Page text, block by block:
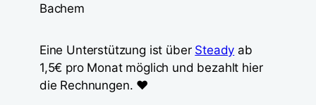
Bachem
Eine Unterstützung ist über Steady ab
1,5€ pro Monat möglich und bezahlt hier
die Rechnungen. ❤️